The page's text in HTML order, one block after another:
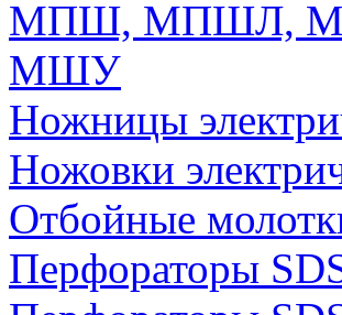
МПШ, МПШЛ,
МШУ
Ножницы
Ножовки
Отбойные
Перфораторы